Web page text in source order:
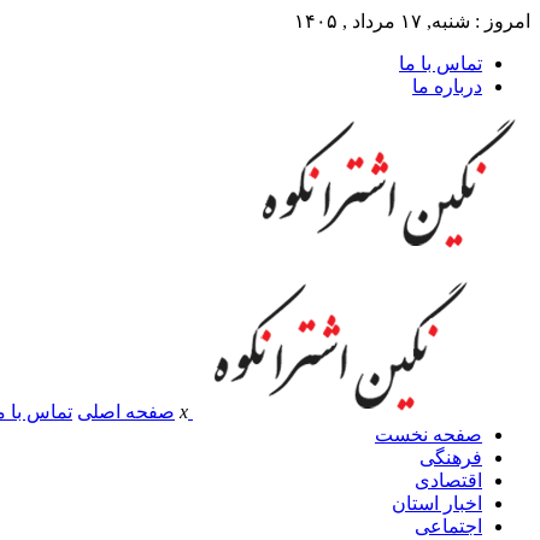
امروز : شنبه, ۱۷ مرداد , ۱۴۰۵
تماس با ما
درباره ما
x صفحه اصلی تماس با
صفحه نخست
فرهنگی
اقتصادی
اخبار استان
اجتماعی